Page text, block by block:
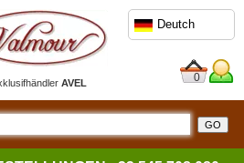
AVEL
Deutch
0